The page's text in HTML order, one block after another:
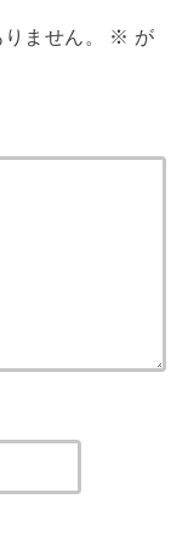
ません。 ※ が